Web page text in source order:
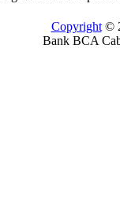
Copyright©
Bank BCA